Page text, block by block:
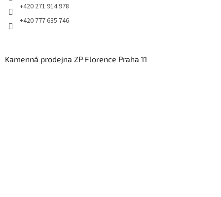
+420 271 914 978
+420 777 635 746
Kamenná prodejna ZP Florence Praha 11